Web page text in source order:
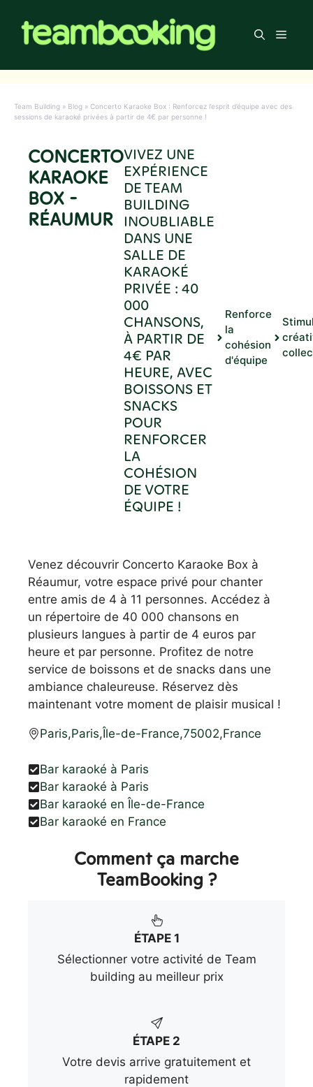
contenu
Menu
Team Building » Blog » Concerto Karaoke Box : Renforcez l’esprit d’équipe avec des
sessions de karaoké privées à partir de 4€ par personne !
CONCERTO
KARAOKE
BOX -
RÉAUMUR
VIVEZ UNE
EXPÉRIENCE
DE TEAM
BUILDING
INOUBLIABLE
DANS UNE
SALLE DE
KARAOKÉ
PRIVÉE : 40
000
CHANSONS,
À PARTIR DE
4€ PAR
HEURE, AVEC
BOISSONS ET
SNACKS
POUR
RENFORCER
LA
COHÉSION
DE VOTRE
ÉQUIPE !
Renforce
la
cohésion
d'équipe
Venez découvrir Concerto Karaoke Box à
Réaumur, votre espace privé pour chanter
entre amis de 4 à 11 personnes. Accédez à
un répertoire de 40 000 chansons en
plusieurs langues à partir de 4 euros par
heure et par personne. Profitez de notre
service de boissons et de snacks dans une
ambiance chaleureuse. Réservez dès
maintenant votre moment de plaisir musical !
Paris,Paris,Île-de-France,75002,France
Bar karaoké à Paris
Bar karaoké à Paris
Bar karaoké en Île-de-France
Bar karaoké en France
Comment ça marche
TeamBooking ?
ÉTAPE 1
Sélectionner votre activité de Team
building au meilleur prix
ÉTAPE 2
Votre devis arrive gratuitement et
rapidement